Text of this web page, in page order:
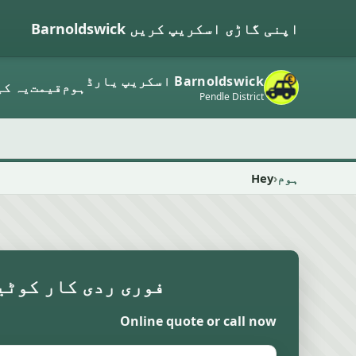
اپنی گاڑی اسکریپ کریں Barnoldswick
Barnoldswick اسکریپ یارڈ
Pendle District ہومقیمتیہ
ہوم Hey
فوری ردی کار
Online quote or call now